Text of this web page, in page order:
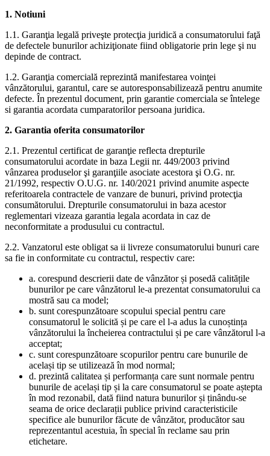
1. Notiuni
1.1. Garanţia legală priveşte protecţia juridică a consumatorului faţă
de defectele bunurilor achiziţionate fiind obligatorie prin lege şi nu
depinde de contract.
1.2. Garanţia comercială reprezintă manifestarea voinţei
vânzătorului, garantul, care se autoresponsabilizează pentru anumite
defecte. În prezentul document, prin garantie comerciala se întelege
si garantia acordata cumparatorilor persoana juridica.
2. Garantia oferita consumatorilor
2.1. Prezentul certificat de garanţie reflecta drepturile
consumatorului acordate in baza Legii nr. 449/2003 privind
vânzarea produselor şi garanţiile asociate acestora şi O.G. nr.
21/1992, respectiv O.U.G. nr. 140/2021 privind anumite aspecte
referitoarela contractele de vanzare de bunuri, privind protecţia
consumătorului. Drepturile consumatorului in baza acestor
reglementari vizeaza garantia legala acordata in caz de
neconformitate a produsului cu contractul.
2.2. Vanzatorul este obligat sa ii livreze consumatorului bunuri care
sa fie in conformitate cu contractul, respectiv care:
a. corespund descrierii date de vânzător și posedă calitățile
bunurilor pe care vânzătorul le-a prezentat consumatorului ca
mostră sau ca model;
b. sunt corespunzătoare scopului special pentru care
consumatorul le solicită și pe care el l-a adus la cunoștința
vânzătorului la încheierea contractului și pe care vânzătorul l-a
acceptat;
c. sunt corespunzătoare scopurilor pentru care bunurile de
același tip se utilizează în mod normal;
d. prezintă calitatea și performanța care sunt normale pentru
bunurile de același tip și la care consumatorul se poate aștepta
în mod rezonabil, dată fiind natura bunurilor și ținându-se
seama de orice declarații publice privind caracteristicile
specifice ale bunurilor făcute de vânzător, producător sau
reprezentantul acestuia, în special în reclame sau prin
etichetare.